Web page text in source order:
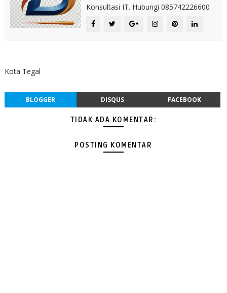
Konsultasi IT. Hubungi 085742226600
Kota Tegal
BLOGGER DISQUS FACEBOOK
TIDAK ADA KOMENTAR:
POSTING KOMENTAR